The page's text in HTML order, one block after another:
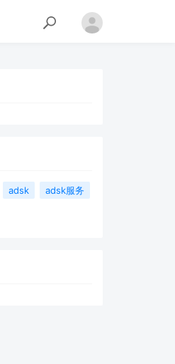
adsk
adsk服务